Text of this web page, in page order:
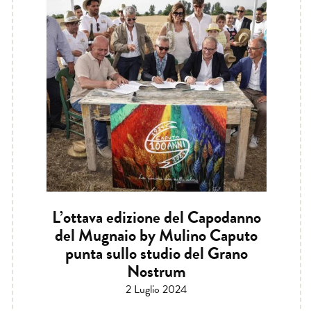
L’ottava edizione del Capodanno
del Mugnaio by Mulino Caputo
punta sullo studio del Grano
Nostrum
2 Luglio 2024